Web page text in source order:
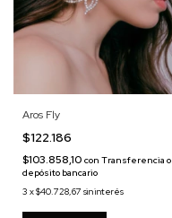
Aros Fly
$122.186
$103.858,10 con Transferencia o
depósito bancario
3 x$40.728,67 sin interés